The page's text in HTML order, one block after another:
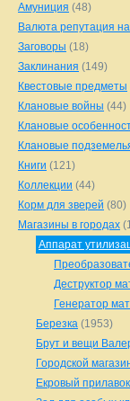
Амуниция (48)
Валюта репутация
Заговоры (18)
Заклинания (149)
Квестовые предметы
Клановые войны (44)
Клановые
Клановые
Книги (121)
Коллекции (44)
Корм для зверей (80)
Магазины в городах
Аппарат
Деструктор
Генератор
Березка (1953)
Брут и вещи
Городской
Екровый